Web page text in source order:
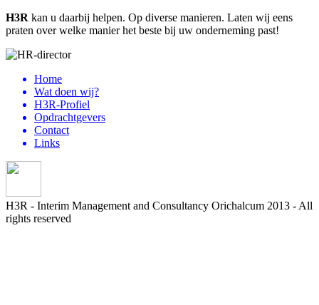
H3R kan u daarbij helpen. Op diverse manieren. Laten wij eens
praten over welke manier het beste bij uw onderneming past!
Home
Wat doen wij?
H3R-Profiel
Opdrachtgevers
Contact
Links
H3R - Interim Management and Consultancy Orichalcum 2013 - All
rights reserved